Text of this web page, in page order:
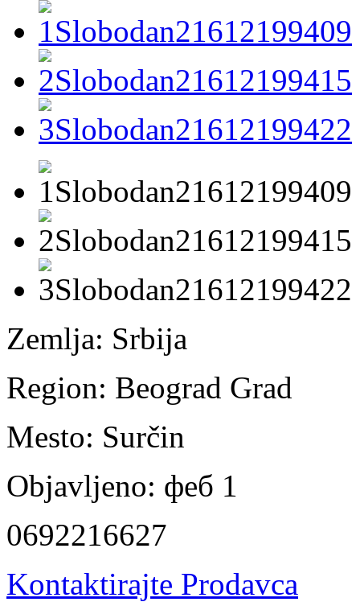
Zemlja: Srbija
Region: Beograd Grad
Mesto: Surčin
Objavljeno: феб 1
0692216627
Kontaktirajte Prodavca